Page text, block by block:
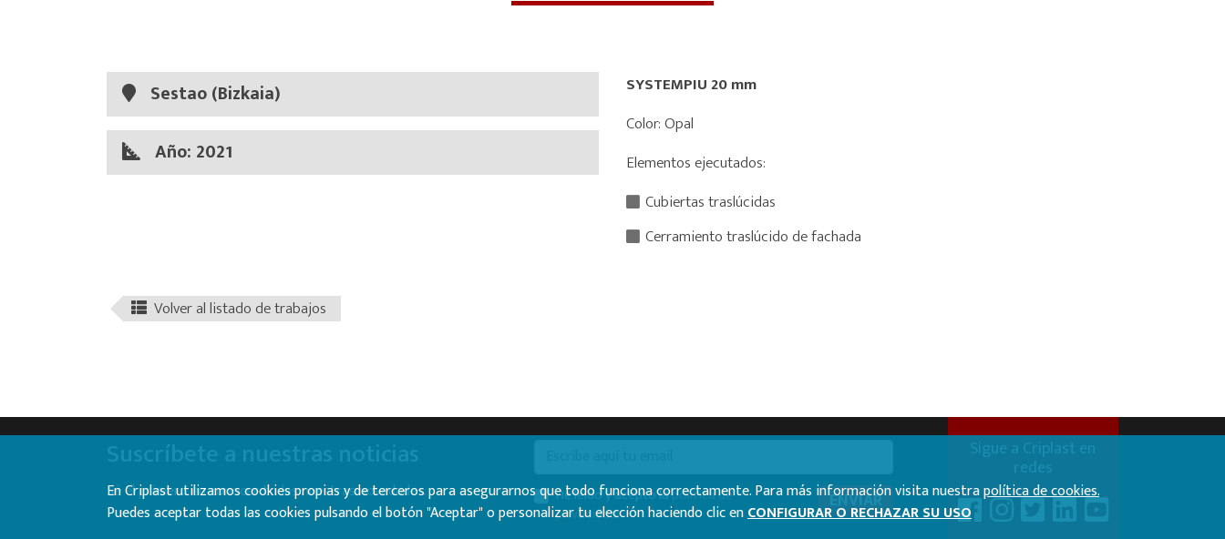
Sestao (Bizkaia)
Año: 2021
SYSTEMPIU 20 mm
Color: Opal
Elementos ejecutados:
Cubiertas traslúcidas
Cerramiento traslúcido de fachada
Volver al listado de trabajos
Sé el primero en conocer todas nuestras novedades.
He leído y acepto lapolítica de
privacidad. ENVIAR
Sigue a Criplast en
redes
En Criplast utilizamos cookies propias y de terceros para asegurarnos que todo funciona correctamente. Para más información visita nuestrapolítica de cookies.
Puedes aceptar todas las cookies pulsando el botón "Aceptar" o personalizar tu elección haciendo clic enCONFIGURAR O RECHAZAR SU USO